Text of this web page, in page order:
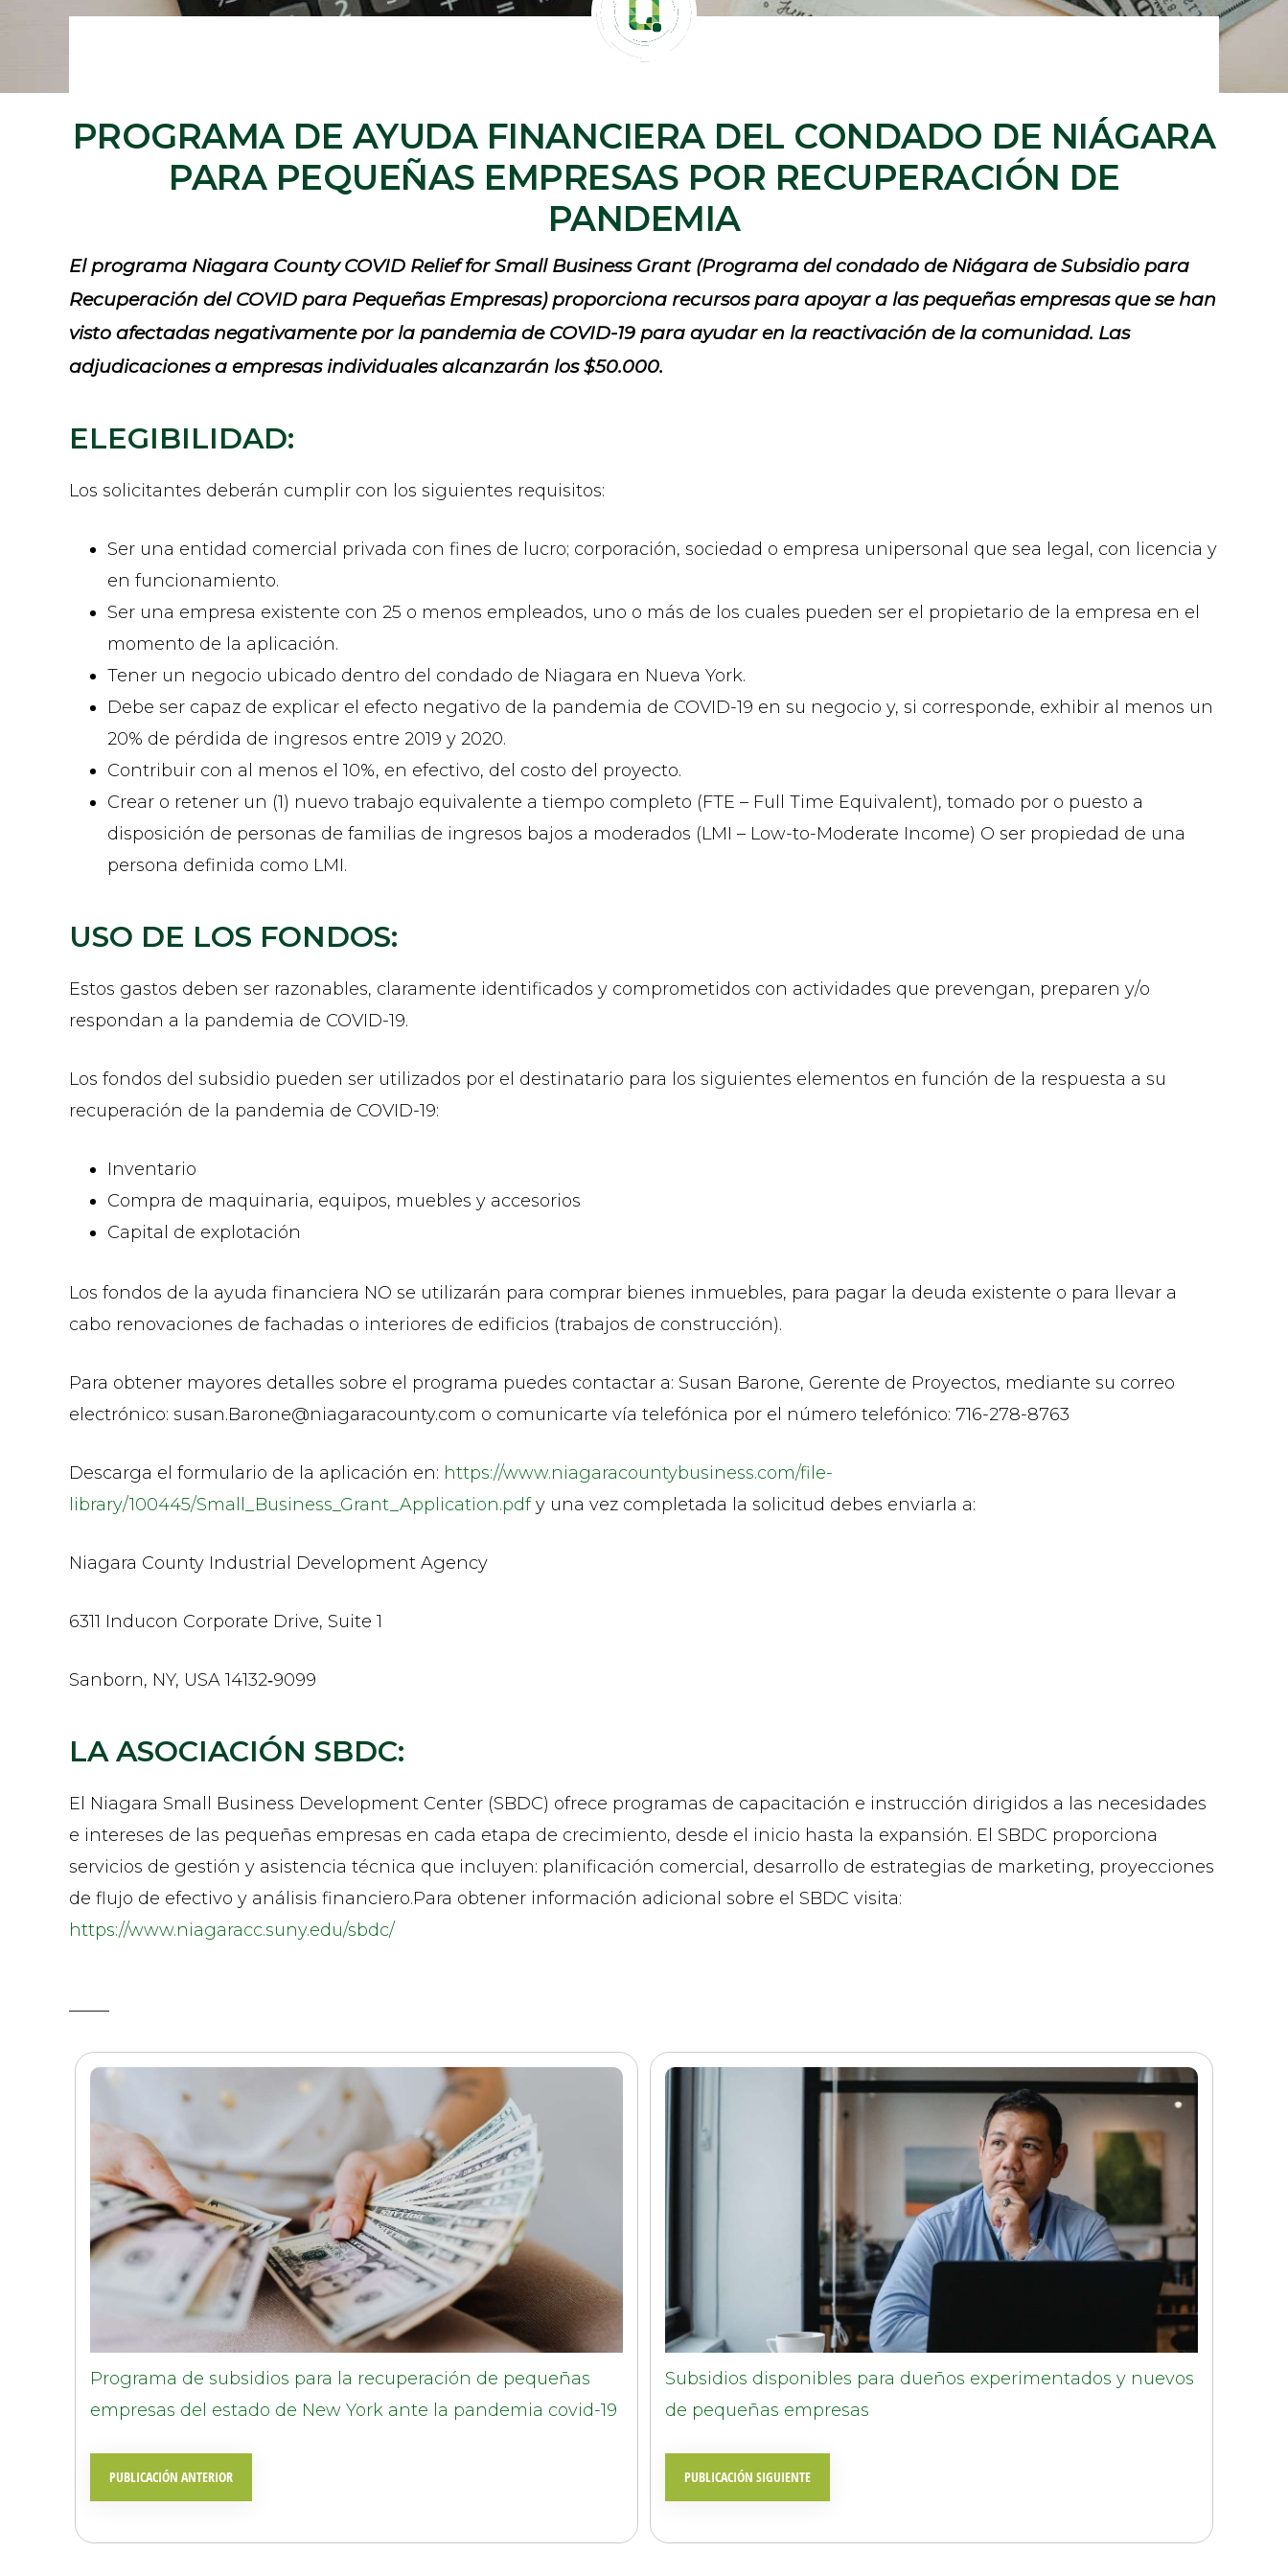
PROGRAMA DE AYUDA FINANCIERA DEL CONDADO DE NIÁGARA
PARA PEQUEÑAS EMPRESAS POR RECUPERACIÓN DE
PANDEMIA
El programa Niagara County COVID Relief for Small Business Grant(Programa del condado de Niágara de Subsidio para
Recuperación del COVID para Pequeñas Empresas) proporciona recursos para apoyar a las pequeñas empresas que se han
visto afectadas negativamente por la pandemia de COVID-19 para ayudar en la reactivación de la comunidad. Las
adjudicaciones a empresas individuales alcanzarán los $50.000.
ELEGIBILIDAD:
Los solicitantes deberán cumplir con los siguientes requisitos:
Ser una entidad comercial privada con fines de lucro; corporación, sociedad o empresa unipersonal que sea legal, con licencia y
en funcionamiento.
Ser una empresa existente con 25 o menos empleados, uno o más de los cuales pueden ser el propietario de la empresa en el
momento de la aplicación.
Tener un negocio ubicado dentro del condado de Niagara en Nueva York.
Debe ser capaz de explicar el efecto negativo de la pandemia de COVID-19 en su negocio y, si corresponde, exhibir al menos un
20% de pérdida de ingresos entre 2019 y 2020.
Contribuir con al menos el 10%, en efectivo, del costo del proyecto.
Crear o retener un (1) nuevo trabajo equivalente a tiempo completo (FTE – Full Time Equivalent), tomado por o puesto a
disposición de personas de familias de ingresos bajos a moderados (LMI – Low-to-Moderate Income) O ser propiedad de una
persona definida como LMI.
USO DE LOS FONDOS:
Estos gastos deben ser razonables, claramente identificados y comprometidos con actividades que prevengan, preparen y/o
respondan a la pandemia de COVID-19.
Los fondos del subsidio pueden ser utilizados por el destinatario para los siguientes elementos en función de la respuesta a su
recuperación de la pandemia de COVID-19:
Inventario
Compra de maquinaria, equipos, muebles y accesorios
Capital de explotación
Los fondos de la ayuda financiera NO se utilizarán para comprar bienes inmuebles, para pagar la deuda existente o para llevar a
cabo renovaciones de fachadas o interiores de edificios (trabajos de construcción).
Para obtener mayores detalles sobre el programa puedes contactar a: Susan Barone, Gerente de Proyectos, mediante su correo
electrónico: susan.Barone@niagaracounty.com o comunicarte vía telefónica por el número telefónico: 716-278-8763
Descarga el formulario de la aplicación en: https://www.niagaracountybusiness.com/file-
library/100445/Small_Business_Grant_Application.pdfy una vez completada la solicitud debes enviarla a:
Niagara County Industrial Development Agency
6311 Inducon Corporate Drive, Suite 1
Sanborn, NY, USA 14132‐9099
LA ASOCIACIÓN SBDC:
El Niagara Small Business Development Center (SBDC) ofrece programas de capacitación e instrucción dirigidos a las necesidades
e intereses de las pequeñas empresas en cada etapa de crecimiento, desde el inicio hasta la expansión. El SBDC proporciona
servicios de gestión y asistencia técnica que incluyen: planificación comercial, desarrollo de estrategias de marketing, proyecciones
de flujo de efectivo y análisis financiero.Para obtener información adicional sobre el SBDC visita:
https://www.niagaracc.suny.edu/sbdc/
Programa de subsidios para la recuperación de pequeñas
empresas del estado de New York ante la pandemia covid-19
PUBLICACIÓN ANTERIOR
Subsidios disponibles para dueños experimentados y nuevos
de pequeñas empresas
PUBLICACIÓN SIGUIENTE
© 2026 |
INQ Management & Consulting, DBA inQmatic .